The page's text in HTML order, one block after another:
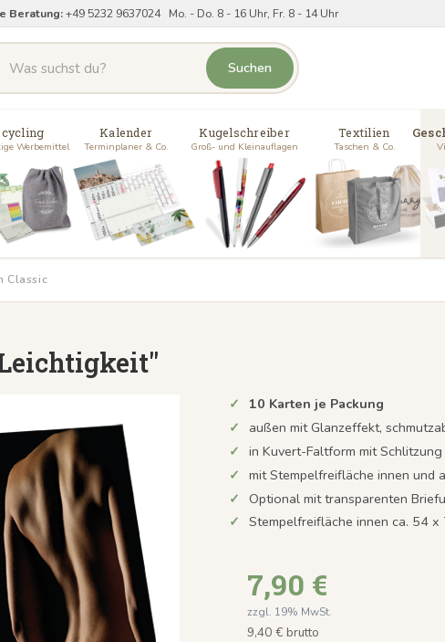
Beratung:+49 5232 9637024 Mo. - Do. 8 - 16 Uhr, Fr. 8 - 14 Uhr
Suchen
Werbemittel
Kalender
Terminplaner & Co.
Kugelschreiber
Groß- und Kleinauflagen
Textilien
Taschen & Co.
Classic
10 Karten je Packung
außen mit Glanzeffekt,
in Kuvert-Faltform mit
mit Stempelfreifläche innen und
Optional mit transparenten
Stempelfreifläche innen ca. 54 x
7,90 €
zzgl. 19% MwSt.
9,40 € brutto